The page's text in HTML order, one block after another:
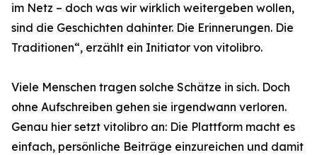
im Netz – doch was wir wirklich weitergeben wollen,
sind die Geschichten dahinter. Die Erinnerungen. Die
Traditionen“, erzählt ein Initiator von vitolibro.
Viele Menschen tragen solche Schätze in sich. Doch
ohne Aufschreiben gehen sie irgendwann verloren.
Genau hier setzt vitolibro an: Die Plattform macht es
einfach, persönliche Beiträge einzureichen und damit